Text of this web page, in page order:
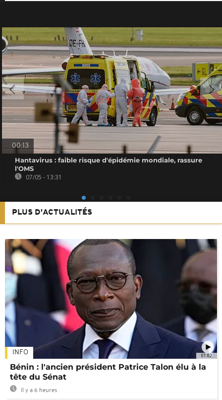
00:13
Hantavirus : faible risque d'épidémie mondiale, rassure
l'OMS
07/05 - 13:31
PLUS D'ACTUALITÉS
01:02
INFO
Bénin : l'ancien président Patrice Talon élu à la
tête du Sénat
Il y a 6 heures